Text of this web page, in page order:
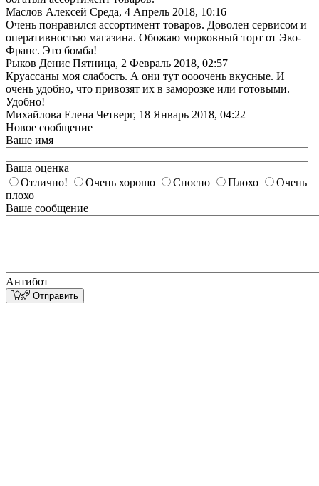
Маслов Алексей Среда, 4 Апрель 2018, 10:16
Очень понравился ассортимент товаров. Доволен сервисом и
оперативностью магазина. Обожаю морковный торт от Эко-
Франс. Это бомба!
Рыков Денис Пятница, 2 Февраль 2018, 02:57
Круассаны моя слабость. А они тут оооочень вкусные. И
очень удобно, что привозят их в заморозке или готовыми.
Удобно!
Михайлова Елена Четверг, 18 Январь 2018, 04:22
Новое сообщение
Ваше имя
Ваша оценка
Отлично!
Очень хорошо Сносно Плохо
Очень
плохо
Ваше сообщение
Антибот
Отправить